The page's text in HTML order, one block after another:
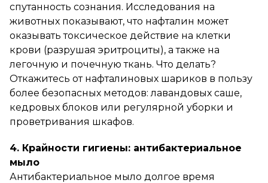
спутанность сознания. Исследования на
животных показывают, что нафталин может
оказывать токсическое действие на клетки
крови (разрушая эритроциты), а также на
легочную и почечную ткань. Что делать?
Откажитесь от нафталиновых шариков в пользу
более безопасных методов: лавандовых саше,
кедровых блоков или регулярной уборки и
проветривания шкафов.
4. Крайности гигиены: антибактериальное
мыло
Антибактериальное мыло долгое время